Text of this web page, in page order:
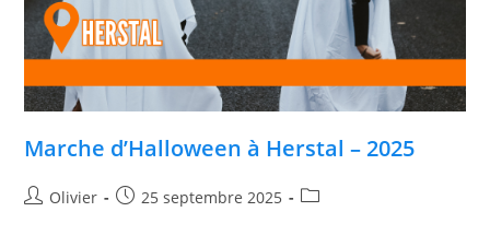
Marche d’Halloween à Herstal – 2025
Olivier 25 septembre 2025